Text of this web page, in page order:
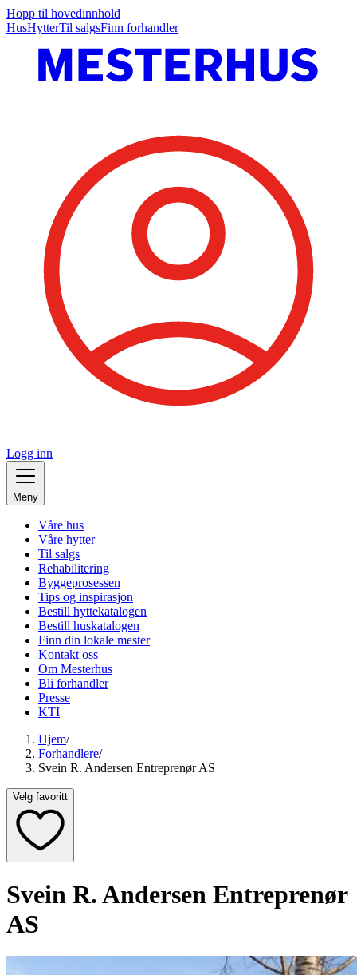
Hopp til hovedinnhold
HusHytterTil salgsFinn forhandler
Logg inn
Meny
Våre hus
Våre hytter
Til salgs
Rehabilitering
Byggeprosessen
Tips og inspirasjon
Bestill hyttekatalogen
Bestill huskatalogen
Finn din lokale mester
Kontakt oss
Om Mesterhus
Bli forhandler
Presse
KTI
Hjem/
Forhandlere/
Svein R. Andersen Entreprenør AS
Velg favoritt
Svein R. Andersen Entreprenør
AS